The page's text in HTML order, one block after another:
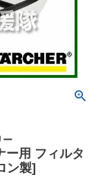
ー
ー用 フィルタ
ン製]